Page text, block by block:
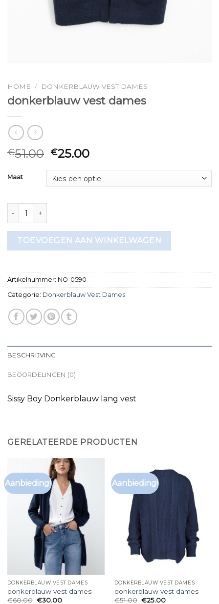
HOME / DONKERBLAUW VEST DAMES
donkerblauw vest dames
€51.00 €25.00
Maat
donkerblauw vest dames aantal
TOEVOEGEN AAN WINKELWAGEN
Artikelnummer: NO-0590
Categorie: Donkerblauw Vest Dames
BESCHRIJVING
BEOORDELINGEN (0)
Sissy Boy Donkerblauw lang vest
GERELATEERDE PRODUCTEN
Aanbieding!
DONKERBLAUW VEST DAMES
donkerblauw vest dames
€60.00 €30.00
Aanbieding!
DONKERBLAUW VEST DAMES
donkerblauw vest dames
€51.00 €25.00